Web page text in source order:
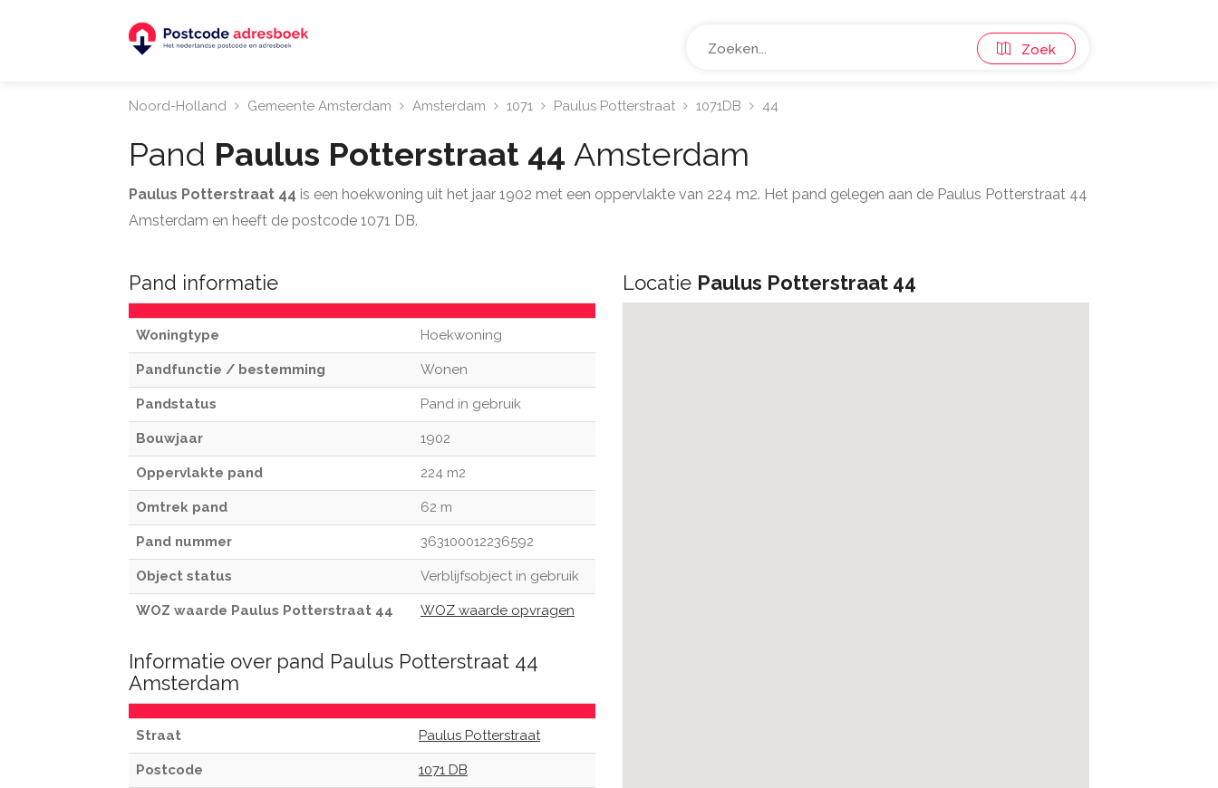
Zoek
Noord-Holland Gemeente Amsterdam Amsterdam 1071 Paulus Potterstraat 1071DB 44
Pand Paulus Potterstraat 44 Amsterdam
Paulus Potterstraat 44 is een hoekwoning uit het jaar 1902 met een oppervlakte van 224 m2. Het pand gelegen aan de Paulus Potterstraat 44
Amsterdam en heeft de postcode 1071 DB.
Pand informatie
Woningtype Hoekwoning
Pandfunctie / bestemming Wonen
Pandstatus Pand in gebruik
Bouwjaar 1902
Oppervlakte pand 224 m2
Omtrek pand 62 m
Pand nummer 363100012236592
Object status Verblijfsobject in gebruik
WOZ waarde Paulus Potterstraat 44 WOZ waarde opvragen
Informatie over pand Paulus Potterstraat 44
Amsterdam
Straat Paulus Potterstraat
Postcode 1071 DB
Locatie Paulus Potterstraat 44